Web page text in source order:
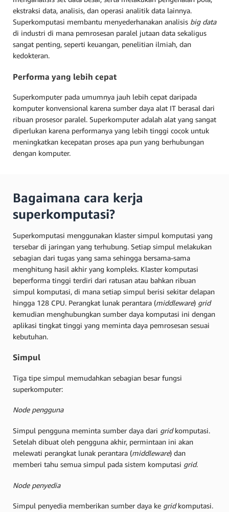
ekstraksi data, analisis, dan operasi analitik data lainnya.
Superkomputasi membantu menyederhanakan analisis big data
di industri di mana pemrosesan paralel jutaan data sekaligus
sangat penting, seperti keuangan, penelitian ilmiah, dan
kedokteran.
Performa yang lebih cepat
Superkomputer pada umumnya jauh lebih cepat daripada
komputer konvensional karena sumber daya alat IT berasal dari
ribuan prosesor paralel. Superkomputer adalah alat yang sangat
diperlukan karena performanya yang lebih tinggi cocok untuk
meningkatkan kecepatan proses apa pun yang berhubungan
dengan komputer.
Bagaimana cara kerja
superkomputasi?
Superkomputasi menggunakan klaster simpul komputasi yang
tersebar di jaringan yang terhubung. Setiap simpul melakukan
sebagian dari tugas yang sama sehingga bersama-sama
menghitung hasil akhir yang kompleks. Klaster komputasi
beperforma tinggi terdiri dari ratusan atau bahkan ribuan
simpul komputasi, di mana setiap simpul berisi sekitar delapan
hingga 128 CPU. Perangkat lunak perantara (middleware) grid
kemudian menghubungkan sumber daya komputasi ini dengan
aplikasi tingkat tinggi yang meminta daya pemrosesan sesuai
kebutuhan.
Simpul
Tiga tipe simpul memudahkan sebagian besar fungsi
superkomputer:
Node pengguna
Simpul pengguna meminta sumber daya dari gridkomputasi.
Setelah dibuat oleh pengguna akhir, permintaan ini akan
melewati perangkat lunak perantara (middleware) dan
memberi tahu semua simpul pada sistem komputasi grid.
Node penyedia
Simpul penyedia memberikan sumber daya ke gridkomputasi.